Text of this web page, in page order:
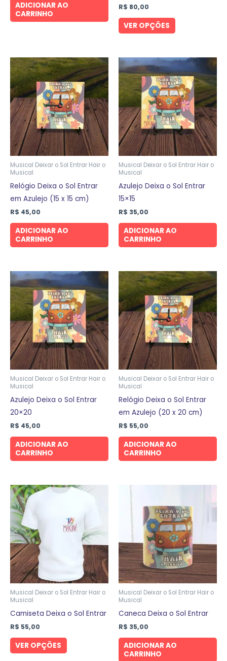
ADICIONAR AO
CARRINHO
R$ 80,00
VER OPÇÕES produto
Musical Deixar o Sol Entrar Hair o
Musical
Relógio Deixa o Sol Entrar
em Azulejo (15 x 15 cm)
R$ 45,00
ADICIONAR AO
CARRINHO
Musical Deixar o Sol Entrar Hair o
Musical
Azulejo Deixa o Sol Entrar
15×15
R$ 35,00
ADICIONAR AO
CARRINHO
Musical Deixar o Sol Entrar Hair o
Musical
Azulejo Deixa o Sol Entrar
20×20
R$ 45,00
ADICIONAR AO
CARRINHO
Musical Deixar o Sol Entrar Hair o
Musical
Relógio Deixa o Sol Entrar
em Azulejo (20 x 20 cm)
R$ 55,00
ADICIONAR AO
CARRINHO
Musical Deixar o Sol Entrar Hair o
Musical
Camiseta Deixa o Sol Entrar
R$ 55,00
VER OPÇÕES
Este
tem
várias
variantes.
opções
podem
ser
na
do
produto
Musical Deixar o Sol Entrar Hair o
Musical
Caneca Deixa o Sol Entrar
R$ 35,00
ADICIONAR AO
CARRINHO